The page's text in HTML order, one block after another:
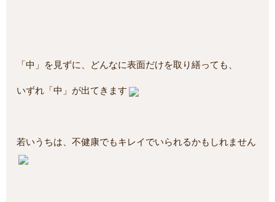
「中」を見ずに、どんなに表面だけを取り繕っても、
いずれ「中」が出てきます
若いうちは、不健康でもキレイでいられるかもしれません